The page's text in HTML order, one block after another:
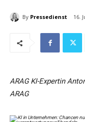
By Pressedienst 16.
ARAG KI-Expertin
ARAG